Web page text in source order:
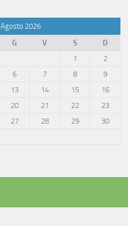
Agosto 2026
G V S
D
1
2
6 7 8
9
13 14 15
16
20 21 22
23
27 28 29
30